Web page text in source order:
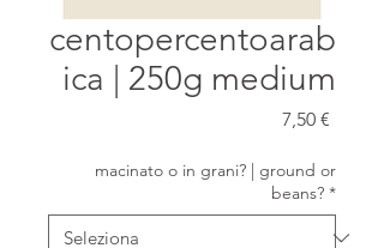
centopercentoarab
ica | 250g medium
7,50 €
macinato o in grani? | ground or
beans? *